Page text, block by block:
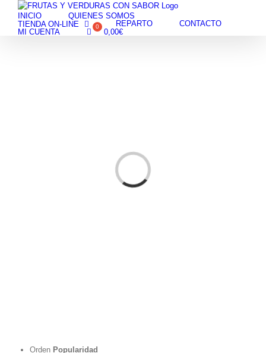
content
INICIO
QUIENES SOMOS
TIENDA ON-LINE
REPARTO
CONTACTO
MI CUENTA
0,00€
Cargando...
Orden Popularidad